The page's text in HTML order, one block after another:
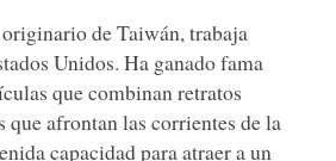
de Taiwán, trabaja
Unidos. Ha ganado fama
que combinan retratos
que afrontan las corrientes de la
capacidad para atraer a un